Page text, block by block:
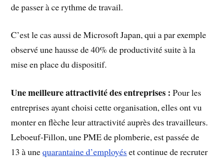
de passer à ce rythme de travail.
C’est le cas aussi de Microsoft Japan, qui a par exemple
observé une hausse de 40% de productivité suite à la
mise en place du dispositif.
Une meilleure attractivité des entreprises : Pour les
entreprises ayant choisi cette organisation, elles ont vu
monter en flèche leur attractivité auprès des travailleurs.
Leboeuf-Fillon, une PME de plomberie, est passée de
13 à unequarantaine d’employés et continue de recruter